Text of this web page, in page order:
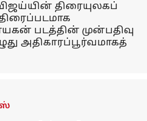
திரையுலகப்
படத்தின் முன்பதிவு
அதிகாரப்பூர்வமாகத்